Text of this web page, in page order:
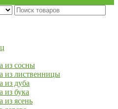
из сосны
из лиственницы
из дуба
из бука
из ясень